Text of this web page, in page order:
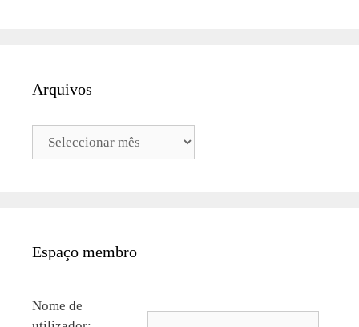
Arquivos
Arquivos
Espaço membro
Nome de